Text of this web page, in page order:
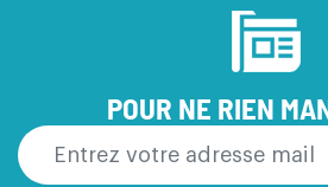
POUR NE RIEN